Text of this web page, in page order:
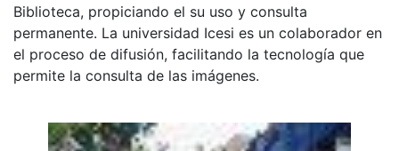
Biblioteca, propiciando el su uso y consulta
permanente. La universidad Icesi es un colaborador en
el proceso de difusión, facilitando la tecnología que
permite la consulta de las imágenes.